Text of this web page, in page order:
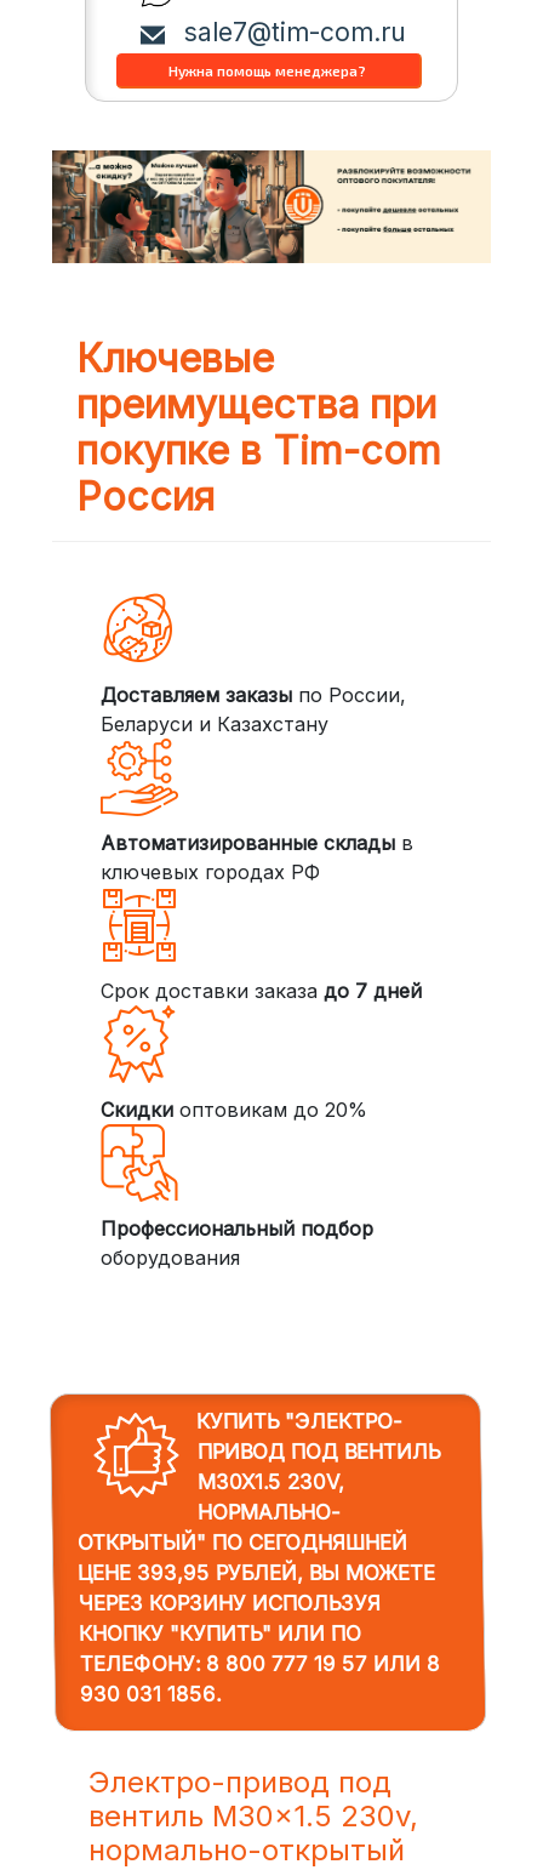
sale7@tim-com.ru
Ключевые
преимущества при
покупке в Tim-com
Россия
Доставляем заказыпо России,
Беларуси и Казахстану
Автоматизированные складыв
ключевых городах РФ
Срок доставки заказа до 7 дней
Скидкиоптовикам до 20%
Профессиональный подбор
оборудования
КУПИТЬ "ЭЛЕКТРО-
ПРИВОД ПОД ВЕНТИЛЬ
M30X1.5 230V,
НОРМАЛЬНО-
ОТКРЫТЫЙ" ПО СЕГОДНЯШНЕЙ
ЦЕНЕ 393,95 РУБЛЕЙ, ВЫ МОЖЕТЕ
ЧЕРЕЗ КОРЗИНУ ИСПОЛЬЗУЯ
КНОПКУ "КУПИТЬ" ИЛИ ПО
ТЕЛЕФОНУ: 8 800 777 19 57ИЛИ 8
930 031 1856.
Электро-привод под
вентиль M30x1.5 230v,
нормально-открытый